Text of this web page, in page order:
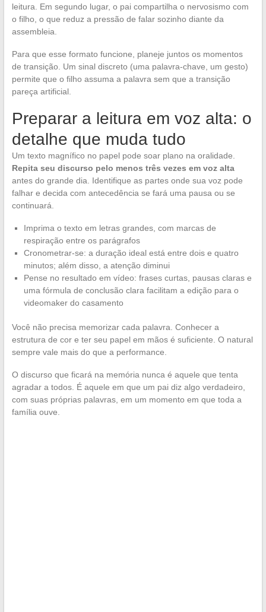
leitura. Em segundo lugar, o pai compartilha o nervosismo com
o filho, o que reduz a pressão de falar sozinho diante da
assembleia.
Para que esse formato funcione, planeje juntos os momentos
de transição. Um sinal discreto (uma palavra-chave, um gesto)
permite que o filho assuma a palavra sem que a transição
pareça artificial.
Preparar a leitura em voz alta: o
detalhe que muda tudo
Um texto magnífico no papel pode soar plano na oralidade.
Repita seu discurso pelo menos três vezes em voz alta
antes do grande dia. Identifique as partes onde sua voz pode
falhar e decida com antecedência se fará uma pausa ou se
continuará.
Imprima o texto em letras grandes, com marcas de
respiração entre os parágrafos
Cronometrar-se: a duração ideal está entre dois e quatro
minutos; além disso, a atenção diminui
Pense no resultado em vídeo: frases curtas, pausas claras e
uma fórmula de conclusão clara facilitam a edição para o
videomaker do casamento
Você não precisa memorizar cada palavra. Conhecer a
estrutura de cor e ter seu papel em mãos é suficiente. O natural
sempre vale mais do que a performance.
O discurso que ficará na memória nunca é aquele que tenta
agradar a todos. É aquele em que um pai diz algo verdadeiro,
com suas próprias palavras, em um momento em que toda a
família ouve.